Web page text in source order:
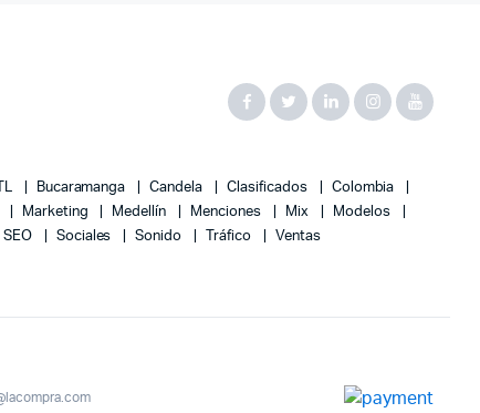
Bucaramanga Candela Clasificados
Colombia
Marketing Medellín Menciones Mix
Modelos
SEO Sociales Sonido Tráfico Ventas